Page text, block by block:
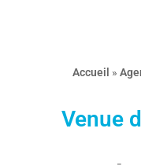
Accueil »
Venue